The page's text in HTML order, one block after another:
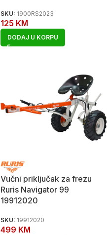
SKU: 1900RS2023
125 KM
DODAJ U KORPU
Vučni priključak za frezu
Ruris Navigator 99
19912020
SKU: 19912020
499 KM